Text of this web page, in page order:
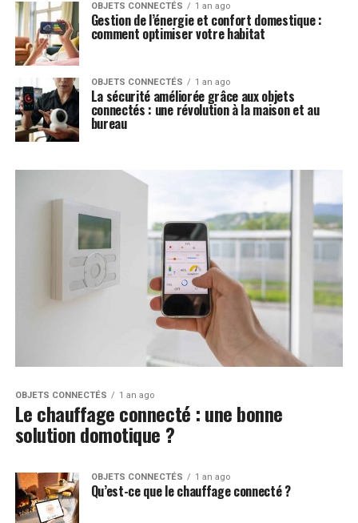
OBJETS CONNECTÉS 1 an ago
Gestion de l’énergie et confort domestique :
comment optimiser votre habitat
OBJETS CONNECTÉS 1 an ago
La sécurité améliorée grâce aux objets
connectés : une révolution à la maison et au
bureau
OBJETS CONNECTÉS 1 an ago
Le chauffage connecté : une bonne
solution domotique ?
OBJETS CONNECTÉS 1 an ago
Qu’est-ce que le chauffage connecté ?